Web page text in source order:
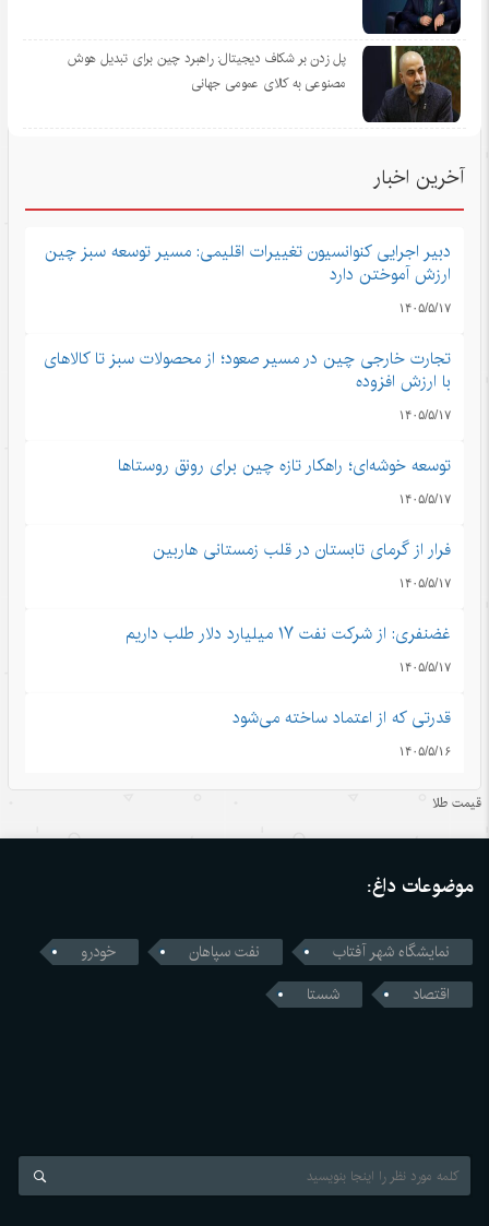
پل زدن بر شکاف دیجیتال: راهبرد چین برای تبدیل هوش
مصنوعی به کالای عمومی جهانی
آخرین اخبار
دبیر اجرایی کنوانسیون تغییرات اقلیمی: مسیر توسعه سبز چین
ارزش آموختن دارد
۱۴۰۵/۵/۱۷
تجارت خارجی چین در مسیر صعود؛ از محصولات سبز تا کالاهای
با ارزش افزوده
۱۴۰۵/۵/۱۷
توسعه خوشه‌ای؛ راهکار تازه چین برای رونق روستاها
۱۴۰۵/۵/۱۷
فرار از گرمای تابستان در قلب زمستانی هاربین
۱۴۰۵/۵/۱۷
غضنفری: از شرکت نفت ۱۷ میلیارد دلار طلب داریم
۱۴۰۵/۵/۱۷
قدرتی که از اعتماد ساخته می‌شود
۱۴۰۵/۵/۱۶
اندیشه‌های کلاسیک چین قسمت دوم: رشد و بالندگی همراه با
تجاری با چین
۱۴۰۵/۵/۱۶
رونمایی چین از نخستین استاندارد اجباری ایمنی خودروهای
۱۴۰۵/۵/۱۶
قیمت طلا
موضوعات داغ:
نمایشگاه شهر آفتاب نفت سپاهان
خودرو
اقتصاد
شستا